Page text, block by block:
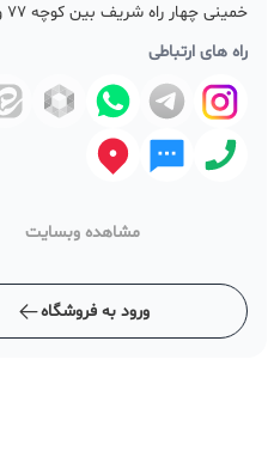
خمینی چهار راه شریف بین کوچه 77 و 79
راه های ارتباطی
مشاهده وبسایت
ورود به فروشگاه